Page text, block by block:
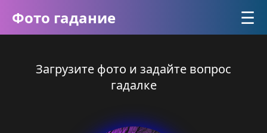
Фото гадание ☰
Загрузите фото и задайте вопрос
гадалке